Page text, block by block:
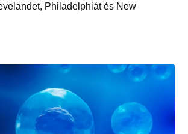
Philadelphiát és New